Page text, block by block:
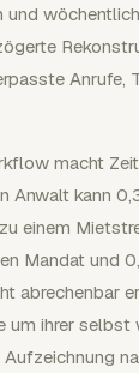
und
Anrufe,
macht
Anwalt kann
einem
Mandat und
abrechenbar
um ihrer selbst